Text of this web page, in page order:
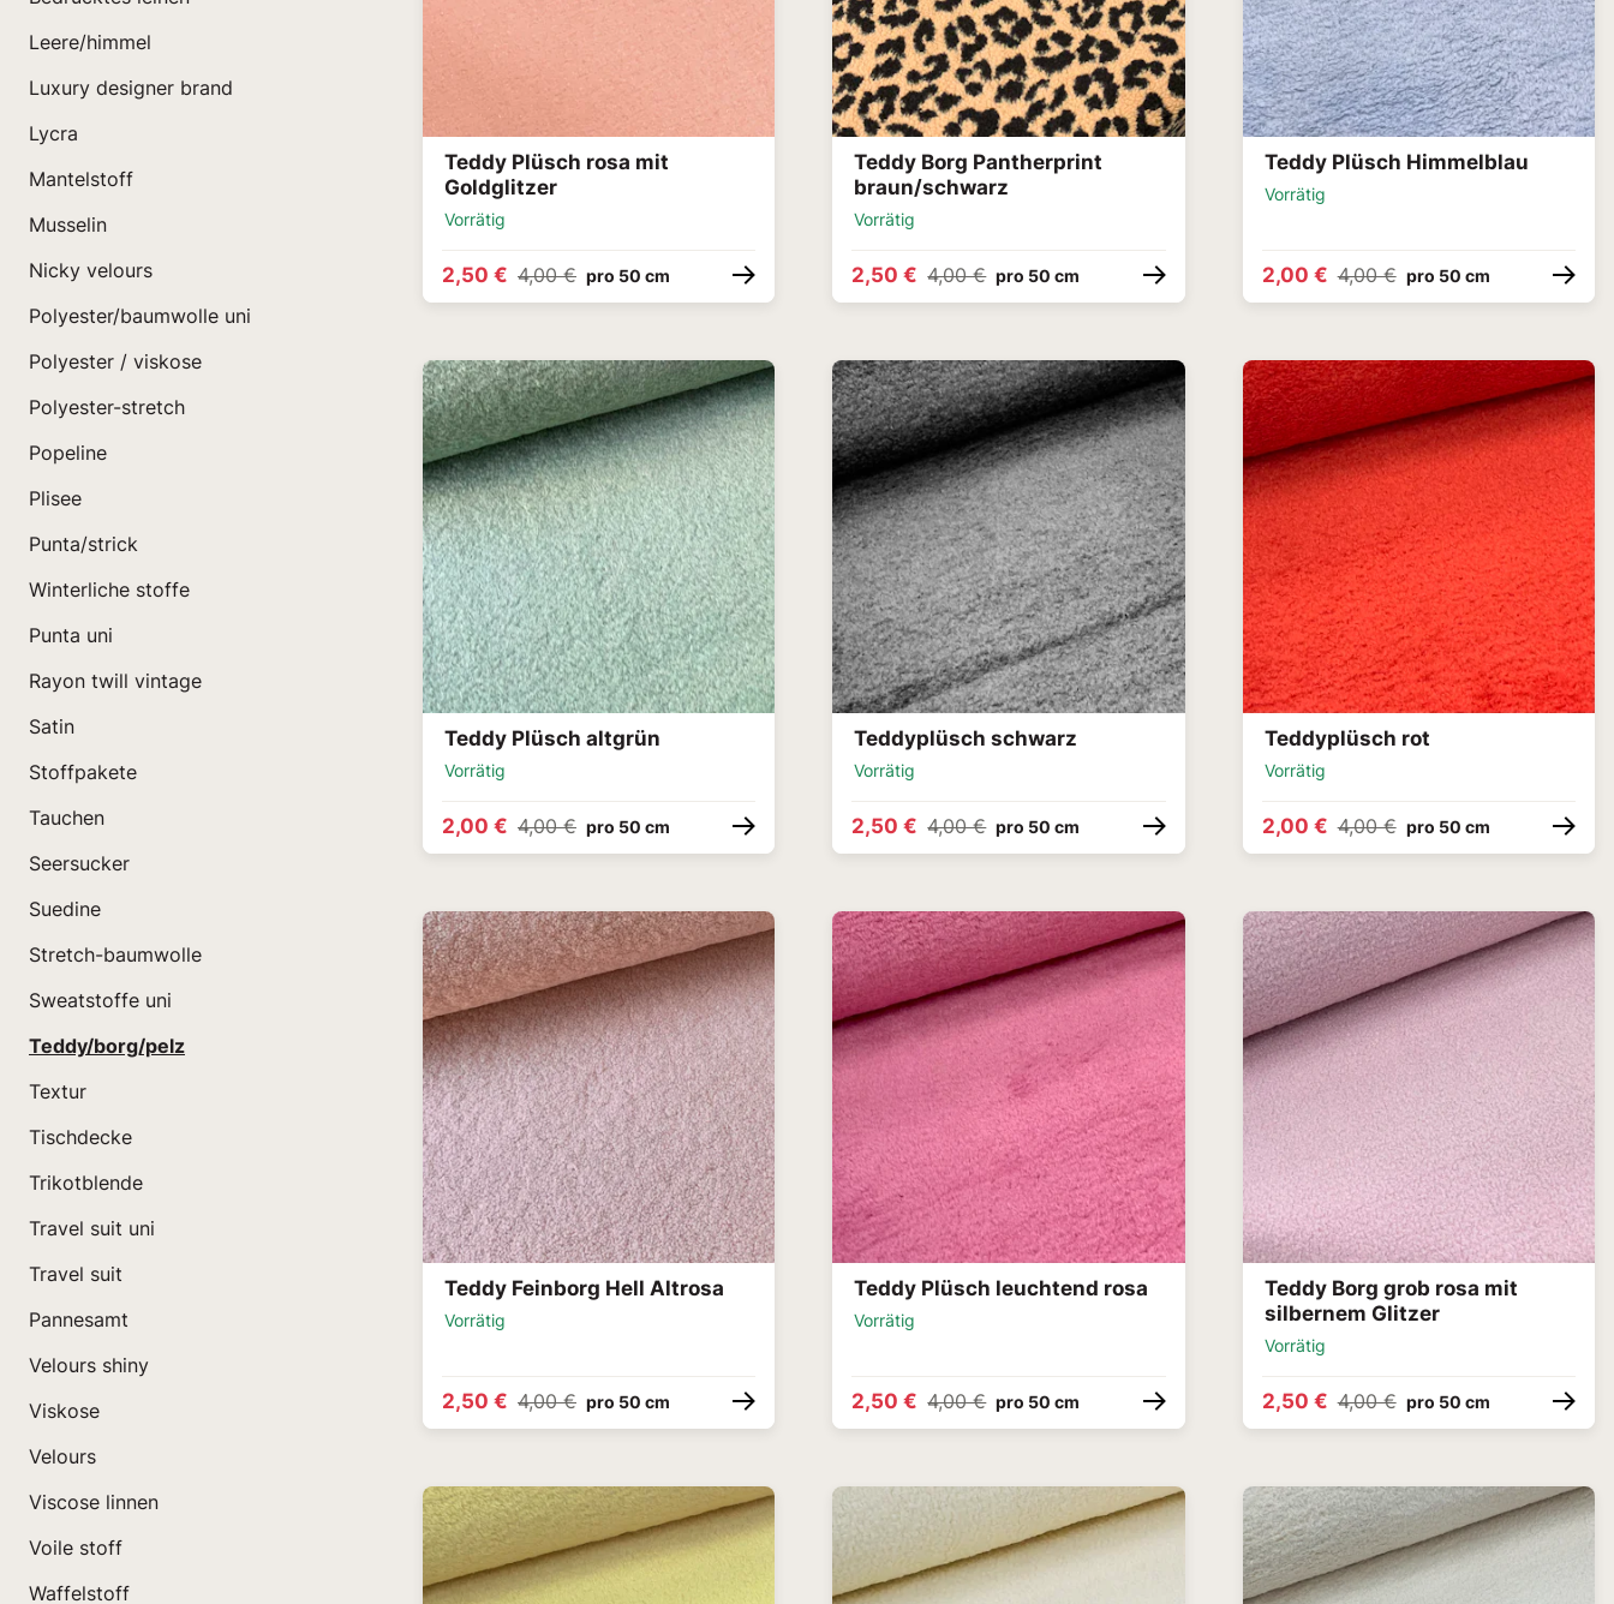
Leere/himmel
Luxury designer brand
Lycra
Mantelstoff
Musselin
Nicky velours
Polyester/baumwolle uni
Polyester / viskose
Polyester-stretch
Popeline
Plisee
Punta/strick
Winterliche stoffe
Punta uni
Rayon twill vintage
Satin
Stoffpakete
Tauchen
Seersucker
Suedine
Stretch-baumwolle
Sweatstoffe uni
Teddy/borg/pelz
Textur
Tischdecke
Trikotblende
Travel suit uni
Travel suit
Pannesamt
Velours shiny
Viskose
Velours
Viscose linnen
Voile stoff
Waffelstoff
Teddy Plüsch rosa mit
Goldglitzer
Vorrätig
2,50 € 4,00 € pro 50 cm
Teddy Borg Pantherprint
braun/schwarz
Vorrätig
2,50 € 4,00 € pro 50 cm
Teddy Plüsch Himmelblau
Vorrätig
2,00 € 4,00 € pro 50 cm
Teddy Plüsch altgrün
Vorrätig
2,00 € 4,00 € pro 50 cm
Teddyplüsch schwarz
Vorrätig
2,50 € 4,00 € pro 50 cm
Teddyplüsch rot
Vorrätig
2,00 € 4,00 € pro 50 cm
Teddy Feinborg Hell Altrosa
Vorrätig
2,50 € 4,00 € pro 50 cm
Teddy Plüsch leuchtend rosa
Vorrätig
2,50 € 4,00 € pro 50 cm
Teddy Borg grob rosa mit
silbernem Glitzer
Vorrätig
2,50 € 4,00 € pro 50 cm